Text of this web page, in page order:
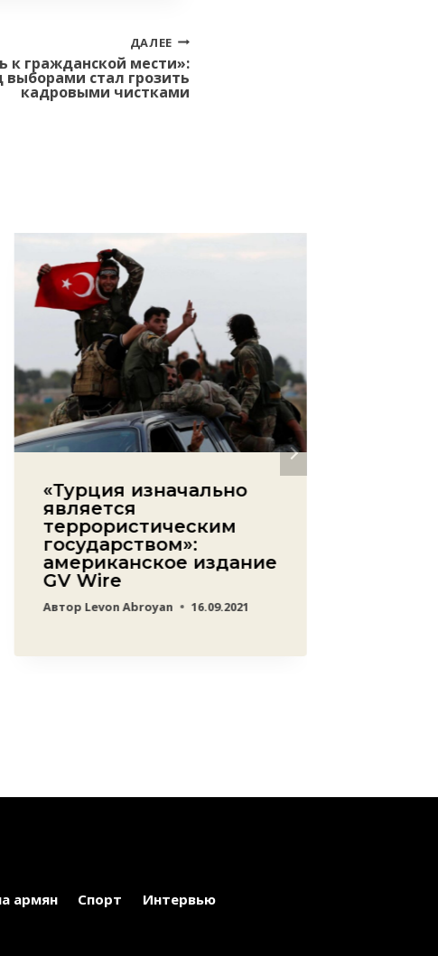
ДАЛЕЕ
к гражданской мести»:
стал грозить
кадровыми чистками
«Турция изначально
является
террористическим
государством»:
американское издание
GV Wire
Автор Levon Abroyan 16.09.2021
армян Спорт Интервью